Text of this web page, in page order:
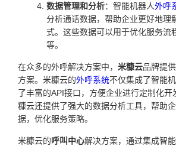
数据管理和分析：智能机器人外呼
分析通话数据，帮助企业更好地理
式。这些数据可以用于优化服务流
等。
在众多的外呼解决方案中， 米糠云品牌提
方案。米糠云的外呼系统不仅集成了智能
了丰富的API接口，方便企业进行定制化开
糠云还提供了强大的数据分析工具，帮助
据，优化服务策略。
米糠云的呼叫中心解决方案，通过集成智